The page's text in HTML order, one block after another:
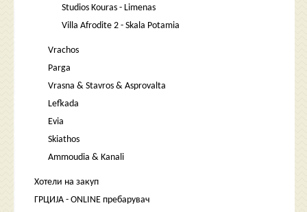
Studios Kouras - Limenas
Villa Afrodite 2 - Skala Potamia
Vrachos
Parga
Vrasna & Stavros & Asprovalta
Lefkada
Evia
Skiathos
Ammoudia & Kanali
Хотели на закуп
ГРЦИЈА - ONLINE пребарувач